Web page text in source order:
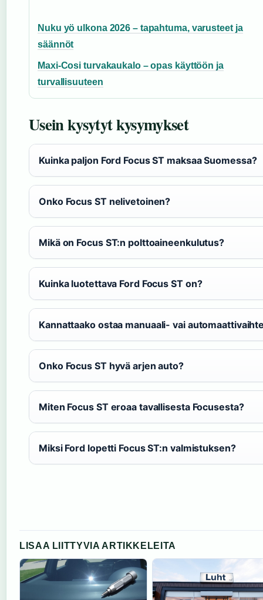
Nuku yö ulkona 2026 – tapahtuma, varusteet ja
säännöt
Maxi-Cosi turvakaukalo – opas käyttöön ja
turvallisuuteen
Usein kysytyt kysymykset
Kuinka paljon Ford Focus ST maksaa Suomessa?
Onko Focus ST nelivetoinen?
Mikä on Focus ST:n polttoaineenkulutus?
Kuinka luotettava Ford Focus ST on?
Kannattaako ostaa manuaali- vai
Onko Focus ST hyvä arjen auto?
Miten Focus ST eroaa tavallisesta Focusesta?
Miksi Ford lopetti Focus ST:n valmistuksen?
LISAA LIITTYVIA ARTIKKELEITA